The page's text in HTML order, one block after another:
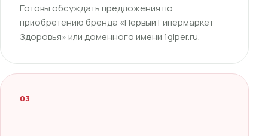
Готовы обсуждать предложения по
приобретению бренда «Первый Гипермаркет
Здоровья» или доменного имени 1giper.ru.
03